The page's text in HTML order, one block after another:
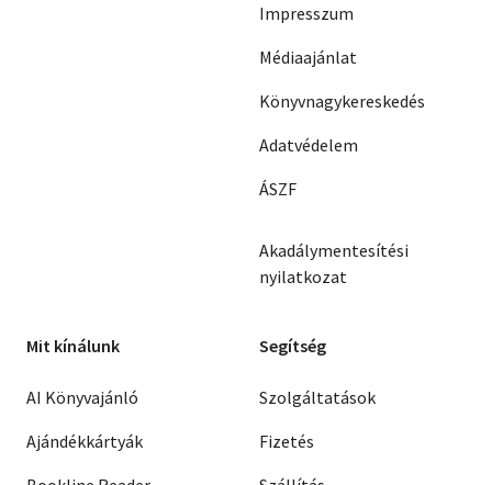
Impresszum
Médiaajánlat
Könyvnagykereskedés
Adatvédelem
ÁSZF
Akadálymentesítési
nyilatkozat
Mit kínálunk
AI Könyvajánló
Ajándékkártyák
Segítség
Szolgáltatások
Fizetés